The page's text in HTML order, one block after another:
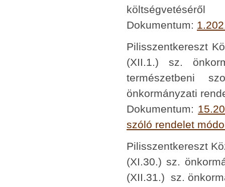
költségvetéséről
Dokumentum:
Pilisszentkereszt
(XII.1.) sz.
természetbeni
önkormányzati
Dokumentum:
szóló rendelet
Pilisszentkereszt
(XI.30.) sz.
(XII.31.) sz.